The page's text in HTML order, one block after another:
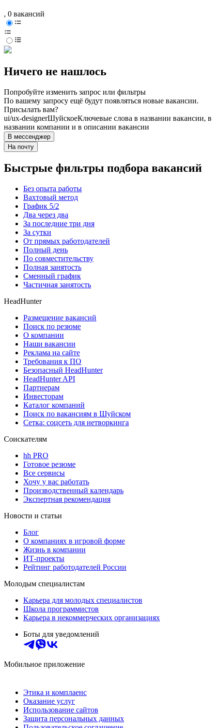
, 0 вакансий
Ничего не нашлось
Попробуйте изменить запрос или фильтры
По вашему запросу ещё будут появляться новые вакансии.
Присылать вам?
ui/ux-designerШуйскоеКлючевые слова в названии вакансии, в
названии компании и в описании вакансии
В мессенджер
На почту
Быстрые фильтры подбора вакансий
Без опыта работы
Вахтовый метод
График 5/2
Два через два
За последние три дня
За сутки
От прямых работодателей
Полный день
По совместительству
Полная занятость
Сменный график
Частичная занятость
HeadHunter
Размещение вакансий
Поиск по резюме
О компании
Наши вакансии
Реклама на сайте
Требования к ПО
Безопасный HeadHunter
HeadHunter API
Партнерам
Инвесторам
Каталог компаний
Поиск по вакансиям в Шуйском
Сетка: соцсеть для нетворкинга
Соискателям
hh PRO
Готовое резюме
Все сервисы
Хочу у вас работать
Производственный календарь
Экспертная рекомендация
Новости и статьи
Блог
О компаниях в игровой форме
Жизнь в компании
ИТ-проекты
Рейтинг работодателей России
Молодым специалистам
Карьера для молодых специалистов
Школа программистов
Карьера в некоммерческих организациях
Боты для уведомлений
Мобильное приложение
Этика и комплаенс
Оказание услуг
Использование сайтов
Защита персональных данных